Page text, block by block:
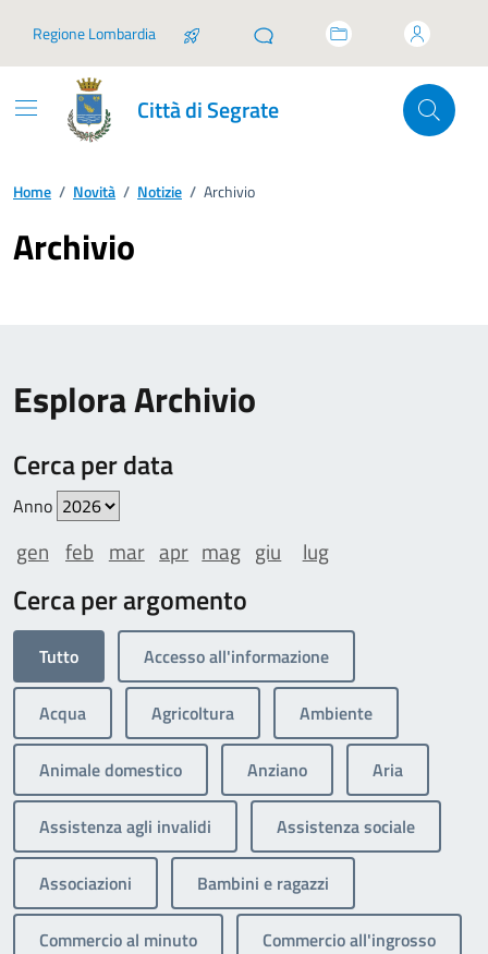
Regione Lombardia
Città di Segrate
Home / Novità / Notizie / Archivio
Archivio
Esplora Archivio
Cerca per data
Anno
gen feb mar apr mag giu lug
Cerca per argomento
Tutto Accesso all'informazione
Acqua Agricoltura Ambiente
Animale domestico Anziano Aria
Assistenza agli invalidi Assistenza sociale
Associazioni Bambini e ragazzi
Commercio al minuto Commercio all'ingrosso